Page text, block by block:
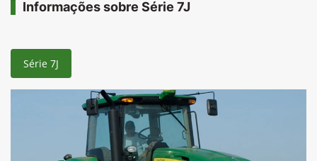
Informações sobre Série 7J
Série 7J